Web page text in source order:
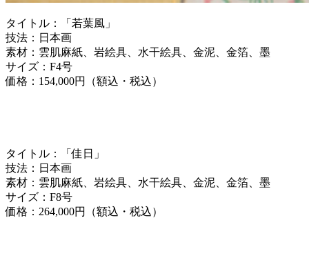
タイトル：「若葉風」
技法：日本画
素材：雲肌麻紙、岩絵具、水干絵具、金泥、金箔、墨
サイズ：F4号
価格：154,000円（額込・税込）
タイトル：「佳日」
技法：日本画
素材：雲肌麻紙、岩絵具、水干絵具、金泥、金箔、墨
サイズ：F8号
価格：264,000円（額込・税込）